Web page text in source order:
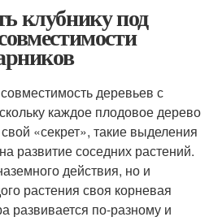
клубнику под
деревьев с
каждое плодовое дерево
«секрет», такие выделения
развитие соседних растений.
действия, но и
растения своя корневая
развивается по-разному и